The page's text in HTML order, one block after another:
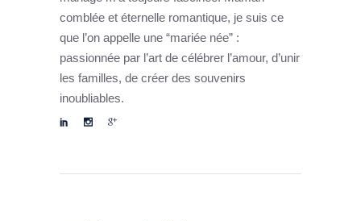
comblée et éternelle romantique, je suis ce
que l’on appelle une “mariée née” :
passionnée par l’art de célébrer l’amour, d’unir
les familles, de créer des souvenirs
inoubliables.